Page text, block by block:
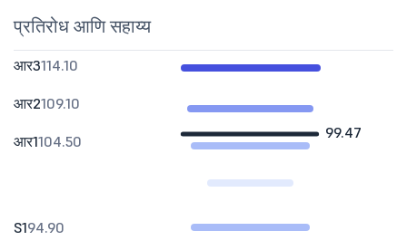
प्रतिरोध आणि सहाय्य
99.47
आर3114.10
आर2109.10
आर1104.50
S194.90